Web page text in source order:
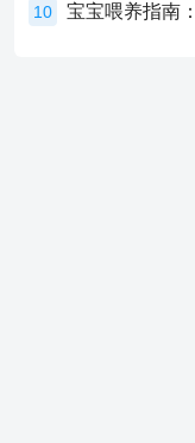
10 宝宝喂养指南